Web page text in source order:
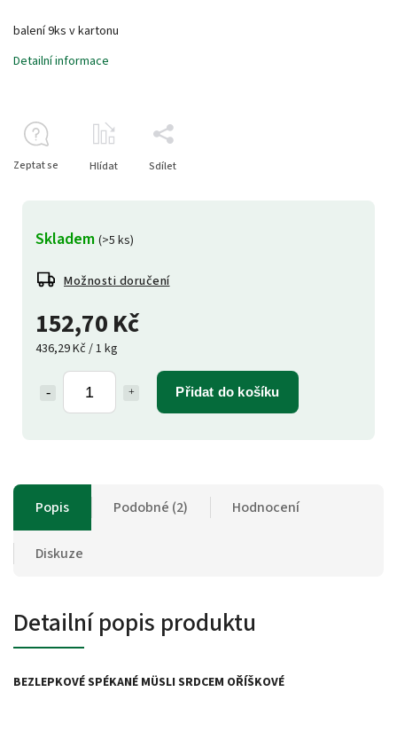
152,70 Kč
436,29 Kč / 1 kg
Přidat do košíku
Skladem (>5 ks)
Možnosti doručení
balení 9ks v kartonu
Detailní informace
Zeptat se Hlídat Sdílet
Popis Podobné (2) Hodnocení
Diskuze
Detailní popis produktu
BEZLEPKOVÉ SPÉKANÉ MÜSLI SRDCEM OŘÍŠKOVÉ